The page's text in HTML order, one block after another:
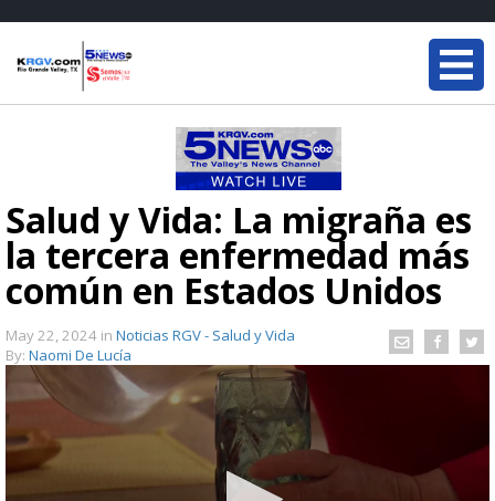
Salud y Vida: La migraña es
la tercera enfermedad más
común en Estados Unidos
May 22, 2024 in Noticias RGV - Salud y Vida
By: Naomi De Lucía